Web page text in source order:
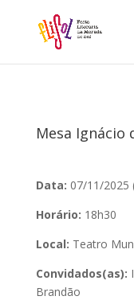
Mesa Ignácio
Data: 07/11/2025
Horário: 18h30
Local: Teatro
Convidados(as):
Brandão